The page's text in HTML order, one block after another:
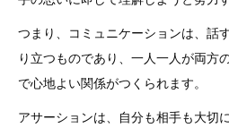
つまり、コミュニケーションは、話
り立つものであり、一人一人が両方
で心地よい関係がつくられます。
アサーションは、自分も相手も大切